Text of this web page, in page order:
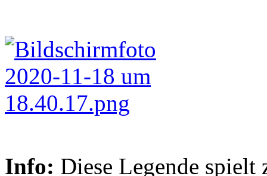
Info: Diese Legende spielt